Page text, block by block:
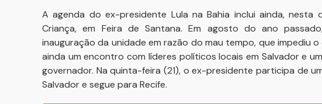
A agenda do ex-presidente Lula na Bahia inclui ainda, nesta
Criança, em Feira de Santana. Em agosto do ano
inauguração da unidade em razão do mau tempo, que impediu
ainda um encontro com líderes políticos locais em Salvador e
governador. Na quinta-feira (21), o ex-presidente participa de
Salvador e segue para Recife.